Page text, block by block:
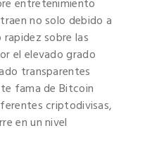
entretenimiento
no solo debido a
sobre las
el elevado grado
transparentes
fama de Bitcoin
criptodivisas,
en un nivel